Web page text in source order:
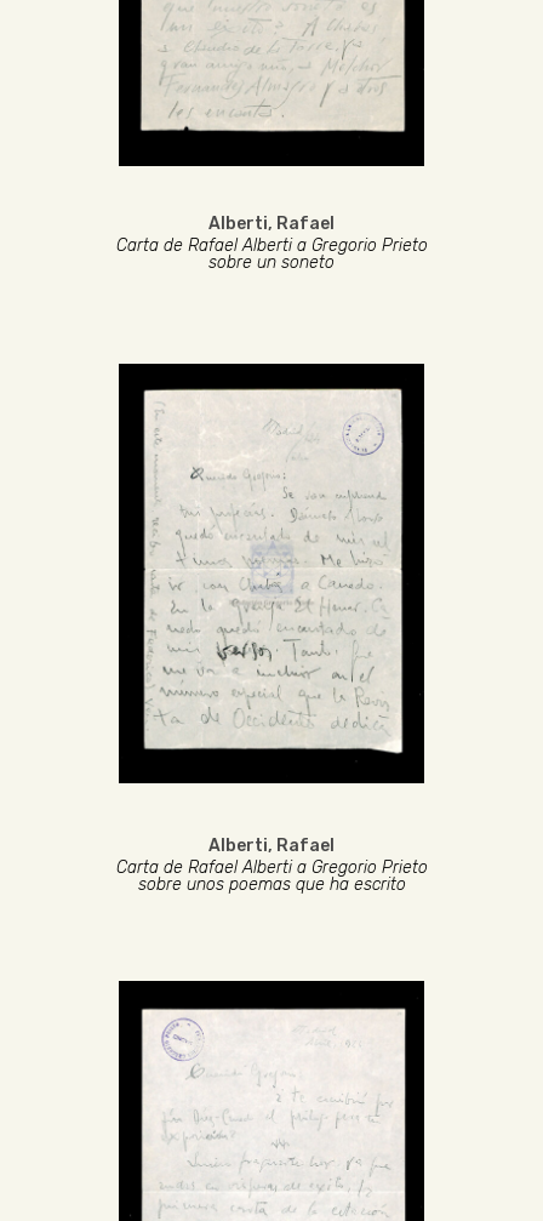
Alberti, Rafael
Carta de Rafael Alberti a Gregorio Prieto
sobre un soneto
Alberti, Rafael
Carta de Rafael Alberti a Gregorio Prieto
sobre unos poemas que ha escrito